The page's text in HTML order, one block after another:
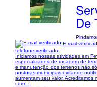
De
E-mail
telefone verificado
Iniciamos nossas atividades em
especializados de roçagem de
e manutenção dos terrenos não
posturas municipais evitando
aumentam seu valor.
com...